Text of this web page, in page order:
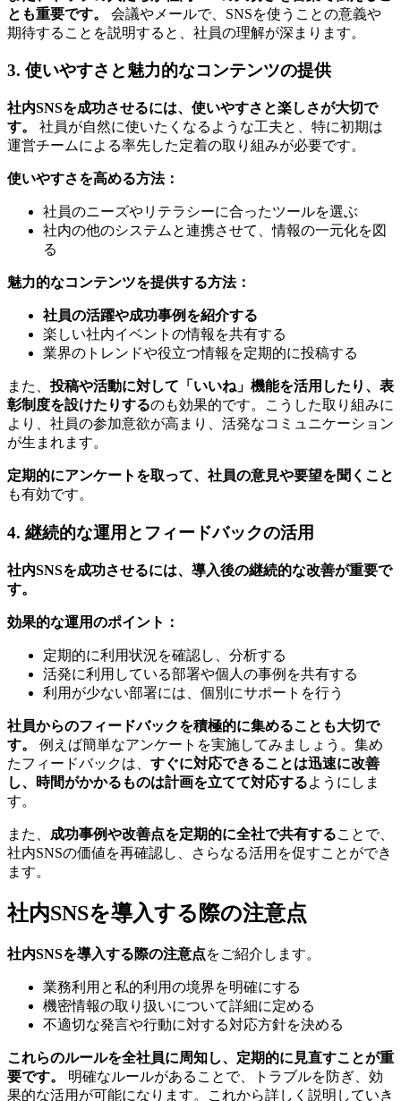
とも重要です。
会議やメールで、SNSを使うことの意義や
期待することを説明すると、社員の理解が深まります。
3. 使いやすさと魅力的なコンテンツの提供
社内SNSを成功させるには、使いやすさと楽しさが大切で
す。
社員が自然に使いたくなるような工夫と、特に初期は
運営チームによる率先した定着の取り組みが必要です。
使いやすさを高める方法：
社員のニーズやリテラシーに合ったツールを選ぶ
社内の他のシステムと連携させて、情報の一元化を図
る
魅力的なコンテンツを提供する方法：
社員の活躍や成功事例を紹介する
楽しい社内イベントの情報を共有する
業界のトレンドや役立つ情報を定期的に投稿する
また、投稿や活動に対して「いいね」機能を活用したり、表
彰制度を設けたりするのも効果的です。こうした取り組みに
より、社員の参加意欲が高まり、活発なコミュニケーション
が生まれます。
定期的にアンケートを取って、社員の意見や要望を聞くこと
も有効です。
4. 継続的な運用とフィードバックの活用
社内SNSを成功させるには、導入後の継続的な改善が重要で
す。
効果的な運用のポイント：
定期的に利用状況を確認し、分析する
活発に利用している部署や個人の事例を共有する
利用が少ない部署には、個別にサポートを行う
社員からのフィードバックを積極的に集めることも大切で
す。
例えば簡単なアンケートを実施してみましょう。集め
たフィードバックは、 すぐに対応できることは迅速に改善
し、時間がかかるものは計画を立てて対応するようにしま
す。
また、 成功事例や改善点を定期的に全社で共有することで、
社内SNSの価値を再確認し、さらなる活用を促すことができ
ます。
社内SNSを導入する際の注意点
社内SNSを導入する際の注意点をご紹介します。
業務利用と私的利用の境界を明確にする
機密情報の取り扱いについて詳細に定める
不適切な発言や行動に対する対応方針を決める
これらのルールを全社員に周知し、定期的に見直すことが重
要です。
明確なルールがあることで、トラブルを防ぎ、効
果的な活用が可能になります。これから詳しく説明していき